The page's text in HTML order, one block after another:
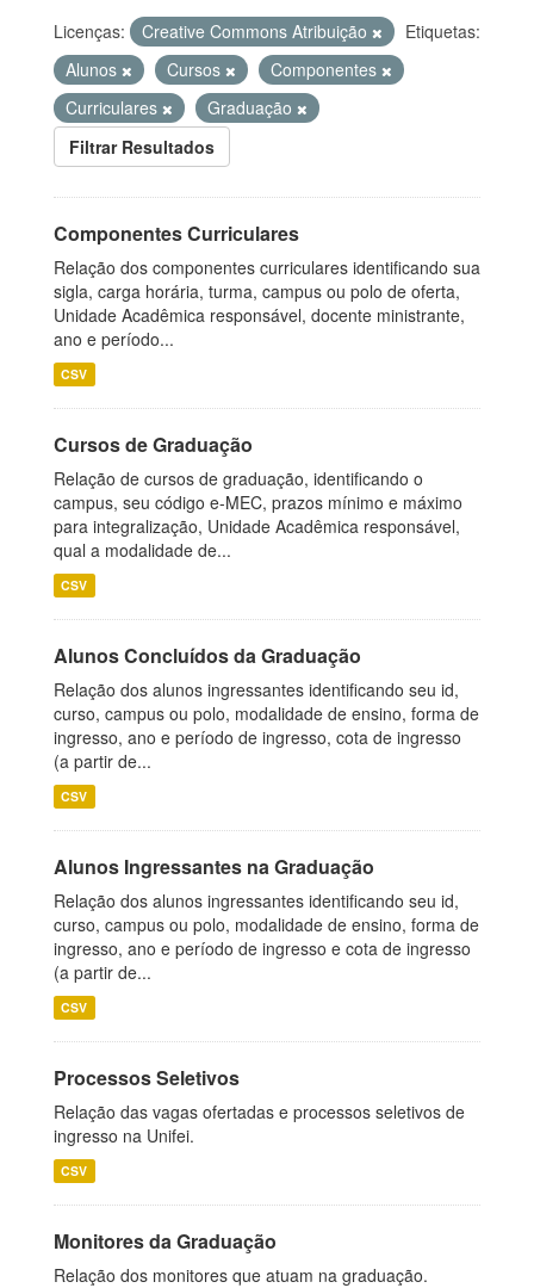
Licenças: Creative Commons Atribuição
Etiquetas:
Alunos
Cursos
Componentes
Curriculares
Graduação
Filtrar Resultados
Componentes Curriculares
Relação dos componentes curriculares identificando sua
sigla, carga horária, turma, campus ou polo de oferta,
Unidade Acadêmica responsável, docente ministrante,
ano e período...
CSV
Cursos de Graduação
Relação de cursos de graduação, identificando o
campus, seu código e-MEC, prazos mínimo e máximo
para integralização, Unidade Acadêmica responsável,
qual a modalidade de...
CSV
Alunos Concluídos da Graduação
Relação dos alunos ingressantes identificando seu id,
curso, campus ou polo, modalidade de ensino, forma de
ingresso, ano e período de ingresso, cota de ingresso
(a partir de...
CSV
Alunos Ingressantes na Graduação
Relação dos alunos ingressantes identificando seu id,
curso, campus ou polo, modalidade de ensino, forma de
ingresso, ano e período de ingresso e cota de ingresso
(a partir de...
CSV
Processos Seletivos
Relação das vagas ofertadas e processos seletivos de
ingresso na Unifei.
CSV
Monitores da Graduação
Relação dos monitores que atuam na graduação.